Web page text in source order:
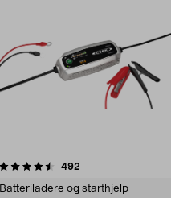
492
Batteriladere og starthjelp
5.0 av 5 stjerner